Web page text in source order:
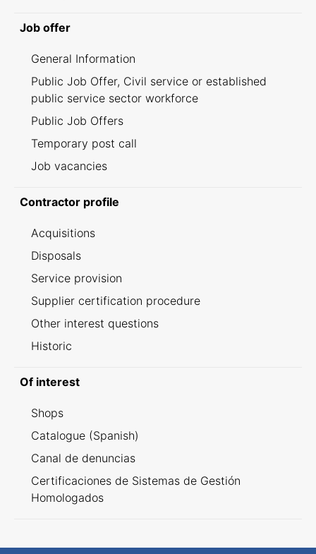
Job offer
General Information
Public Job Offer, Civil service or established
public service sector workforce
Public Job Offers
Temporary post call
Job vacancies
Contractor profile
Acquisitions
Disposals
Service provision
Supplier certification procedure
Other interest questions
Historic
Of interest
Shops
Catalogue (Spanish)
Canal de denuncias
Certificaciones de Sistemas de Gestión
Homologados